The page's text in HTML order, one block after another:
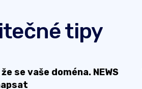
tipy
se vaše doména. NEWS